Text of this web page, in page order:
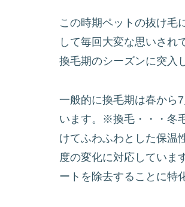
この時期ペットの抜け毛
して毎回大変な思いされ
換毛期のシーズンに突入
一般的に換毛期は春から
います。※換毛・・・冬
けてふわふわとした保温
度の変化に対応していま
ートを除去することに特